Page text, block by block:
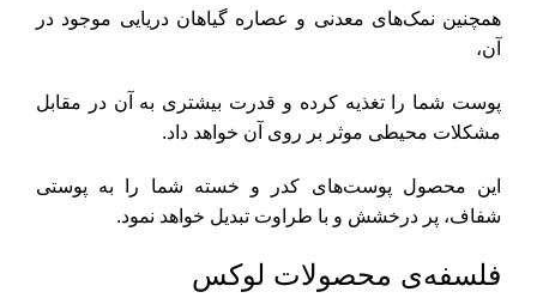
همچنین نمک‌های معدنی و عصاره گیاهان دریایی موجود در
آن،
پوست شما را تغذیه کرده و قدرت بیشتری به آن در مقابل
مشکلات محیطی موثر بر روی آن خواهد داد.
این محصول پوست‌های کدر و خسته شما را به پوستی
شفاف، پر درخشش و با طراوت تبدیل خواهد نمود.
فلسفه‌ی محصولات لوکس